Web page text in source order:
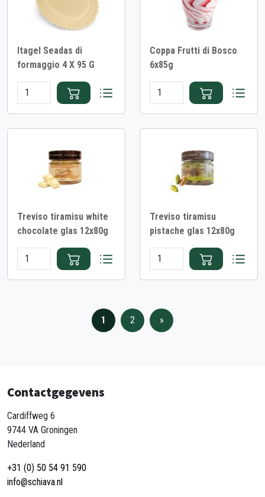
Itagel Seadas di
formaggio 4 X 95 G
Coppa Frutti di Bosco
6x85g
Treviso tiramisu white
chocolate glas 12x80g
Treviso tiramisu
pistache glas 12x80g
1 2 »
Contactgegevens
Cardiffweg 6
9744 VA Groningen
Nederland
+31 (0) 50 54 91 590
info@schiava.nl